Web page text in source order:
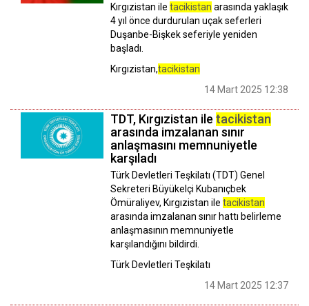
Kırgızistan ile tacikistan arasında yaklaşık
4 yıl önce durdurulan uçak seferleri
Duşanbe-Bişkek seferiyle yeniden
başladı.
Kırgızistan,tacikistan
14 Mart 2025 12:38
TDT, Kırgızistan ile tacikistan
arasında imzalanan sınır
anlaşmasını memnuniyetle
karşıladı
Türk Devletleri Teşkilatı (TDT) Genel
Sekreteri Büyükelçi Kubanıçbek
Ömüraliyev, Kırgızistan ile tacikistan
arasında imzalanan sınır hattı belirleme
anlaşmasının memnuniyetle
karşılandığını bildirdi.
Türk Devletleri Teşkilatı
14 Mart 2025 12:37